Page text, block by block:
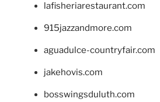
lafisheriarestaurant.com
915jazzandmore.com
aguadulce-countryfair.com
jakehovis.com
bosswingsduluth.com